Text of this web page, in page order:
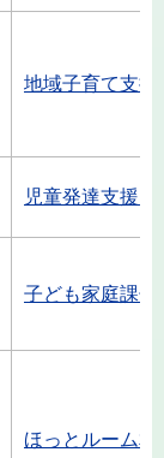
地域子育て支援
児童発達支援
子ども家庭課
ほっとルーム相